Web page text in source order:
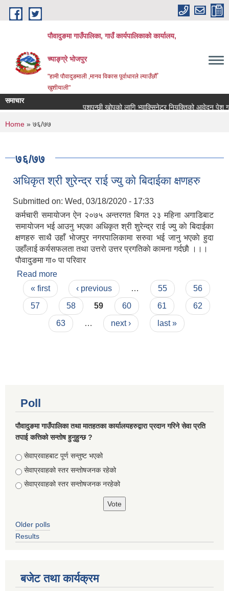
Skip to main content
पौवादुङमा गाउँपालिका, गाउँ कार्यपालिकाको कार्यालय,
च्याङ्ग्रे भोजपुर
"हामी पौवादुङमाली ,मानव विकास पूर्वाधारले ल्याउँछौँ
खुशीयाली"
समाचार
पशुपन्छी खोपको लागि भ्याक्सिनेटर नियुक्तिको आवेदन पेश गर्ने
You are here
Home » ७६/७७
७६/७७
अधिकृत श्री शुरेन्द्र राई ज्यु काे बिदाईका क्षणहरु
Submitted on: Wed, 03/18/2020 - 17:33
कर्मचारी समायाेजन ऐन २०७५ अन्तरगत बिगत २३ महिना अगाडिबाट
समायाेजन भई आउनु भएका अधिकृत श्री शुरेन्द्र राई ज्यु काे बिदाईका
क्षणहरु साथै उहाँ भाेजपुर नगरपालिकामा सरुवा भई जानु भएकाे हुदा
उहाँलाई कर्यसफलता तथा उत्तराे उत्तर प्रगतिकाे कामना गर्दछाै ।।।
पाैवादुङमा गा० पा परिवार
Read more
Pages
« first ‹ previous … 55
56
57
58 59 60 61
62
63
… next › last »
Poll
पौवादुङमा गाउँपालिका तथा मातहतका कार्यालयहरुद्वारा प्रदान गरिने सेवा प्रति
तपाई कत्तिको सन्तोष हुनुहुन्छ ?
Choices
सेवाप्रवाहबाट पूर्ण सन्तुष्ट भएको
सेवाप्रवाहको स्तर सन्तोषजनक रहेको
सेवाप्रवाहको स्तर सन्तोषजनक नरहेको
Older polls
Results
बजेट तथा कार्यक्रम